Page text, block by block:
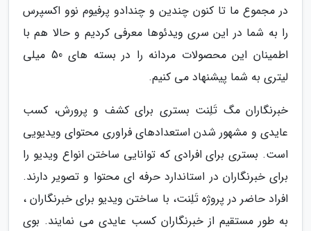
در مجموع ما تا کنون چندین و چندادو پرفیوم نوو اکسپرس
را به شما در این سری ویدئوها معرفی کردیم و حالا هم با
اطمینان این محصولات مردانه را در بسته های 50 میلی
لیتری به شما پیشنهاد می کنیم.
خبرنگاران مگ تَلِنت بستری برای کشف و پرورش، کسب
عایدی و مشهور شدن استعدادهای فراوری محتوای ویدیویی
است. بستری برای افرادی که توانایی ساختن انواع ویدیو را
برای خبرنگاران در استاندارد حرفه ای محتوا و تصویر دارند.
افراد حاضر در پروژه تَلِنت، با ساختن ویدیو برای خبرنگاران ،
به طور مستقیم از خبرنگاران کسب عایدی می نمایند. بوی